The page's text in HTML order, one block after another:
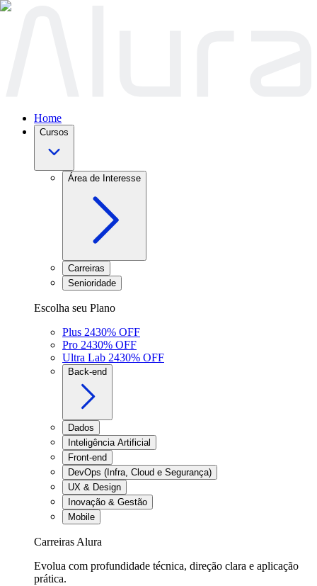
Home
Cursos
Área de Interesse
Carreiras
Senioridade
Escolha seu Plano
Plus 2430% OFF
Pro 2430% OFF
Ultra Lab 2430% OFF
Back-end
Dados
Inteligência Artificial
Front-end
DevOps (Infra, Cloud e Segurança)
UX & Design
Inovação & Gestão
Mobile
Carreiras Alura
Evolua com profundidade técnica, direção clara e aplicação
prática.